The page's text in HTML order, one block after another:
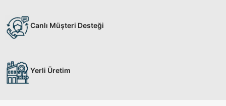
Canlı Müşteri Desteği
Yerli Üretim